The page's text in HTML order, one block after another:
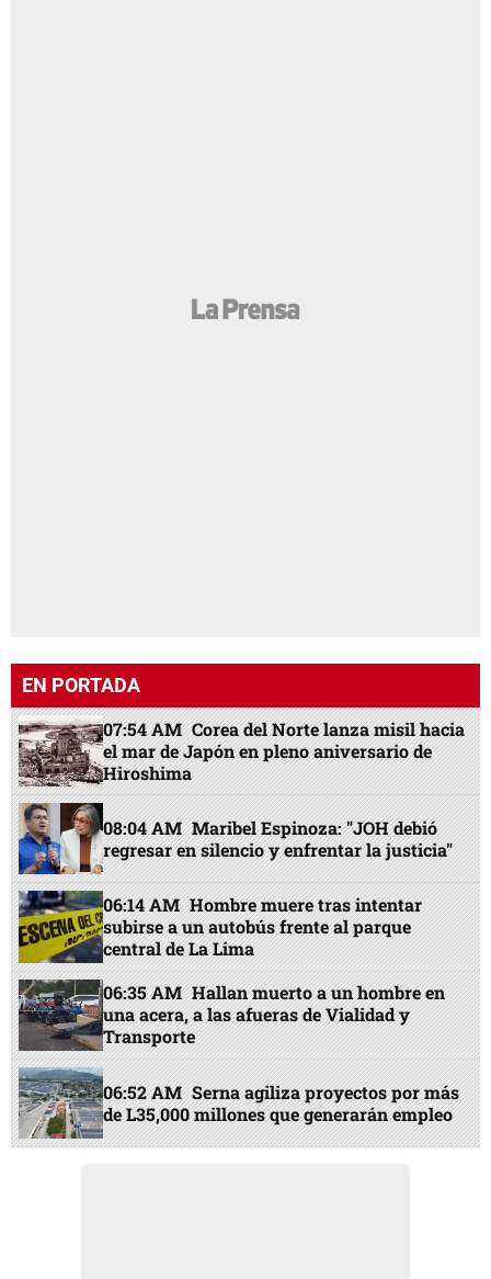
EN PORTADA
07:54 AM Corea del Norte lanza misil hacia
el mar de Japón en pleno aniversario de
Hiroshima
08:04 AM Maribel Espinoza: "JOH debió
regresar en silencio y enfrentar la justicia"
06:14 AM Hombre muere tras intentar
subirse a un autobús frente al parque
central de La Lima
06:35 AM Hallan muerto a un hombre en
una acera, a las afueras de Vialidad y
Transporte
06:52 AM Serna agiliza proyectos por más
de L35,000 millones que generarán empleo